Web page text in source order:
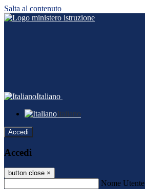
Salta al contenuto
Italiano
Italiano
Accedi
Accedi
button close ×
Nome Utente